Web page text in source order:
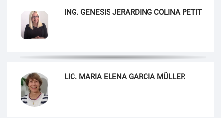
ING. GENESIS JERARDING COLINA PETIT
LIC. MARIA ELENA GARCIA MÜLLER